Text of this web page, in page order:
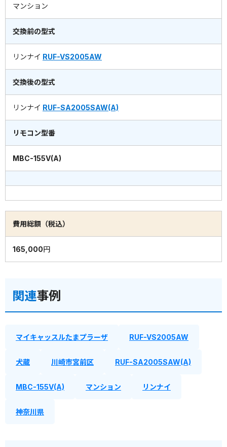
マンション
交換前の型式
リンナイ RUF-VS2005AW
交換後の型式
リンナイ RUF-SA2005SAW(A)
リモコン型番
MBC-155V(A)
費用総額（税込）
165,000円
関連事例
マイキャッスルたまプラーザ RUF-VS2005AW
犬蔵 川崎市宮前区 RUF-SA2005SAW(A)
MBC-155V(A) マンション リンナイ
神奈川県